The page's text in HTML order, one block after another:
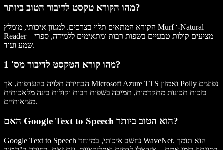
מהו הקורא טקסט לדיבור הטוב ביותר?
הקורא המתאים תלוי בצרכים. למגוון איכותי, מומלץ Murf ו-Natural
Reader – מציעים קולות טבעיים בשפות רבות ומתאימים ללמידה, ספרי
שמע ועוד.
מהו קורא הטקסט לדיבור מס' 1?
הבחירה תלויה בהעדפות, אך Microsoft Azure TTS ואמזון Polly נפוצים
בזכות תכונות מתקדמות, תמיכה בשפות רבות וקולות בינה מלאכותית
מציאותיים.
האם Google Text to Speech הוא הטוב ביותר?
Google Text to Speech נחשב איכותי, במיוחד WaveNet. הוא תומך